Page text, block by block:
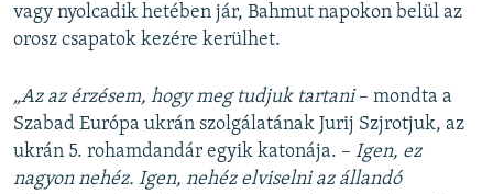
vagy nyolcadik hetében jár, Bahmut napokon belül az
orosz csapatok kezére kerülhet.
„Az az érzésem, hogy meg tudjuk tartani– mondta a
Szabad Európa ukrán szolgálatának Jurij Szjrotjuk, az
ukrán 5. rohamdandár egyik katonája. – Igen, ez
nagyon nehéz. Igen, nehéz elviselni az állandó